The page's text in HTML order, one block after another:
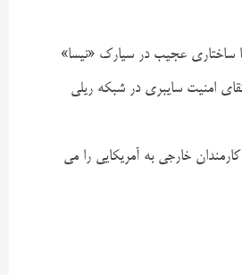
ساختاری عجیب در سیارک «نیسا»
امنیت سایبری در شبکه ریلی
خارجی به آمریکایی را می